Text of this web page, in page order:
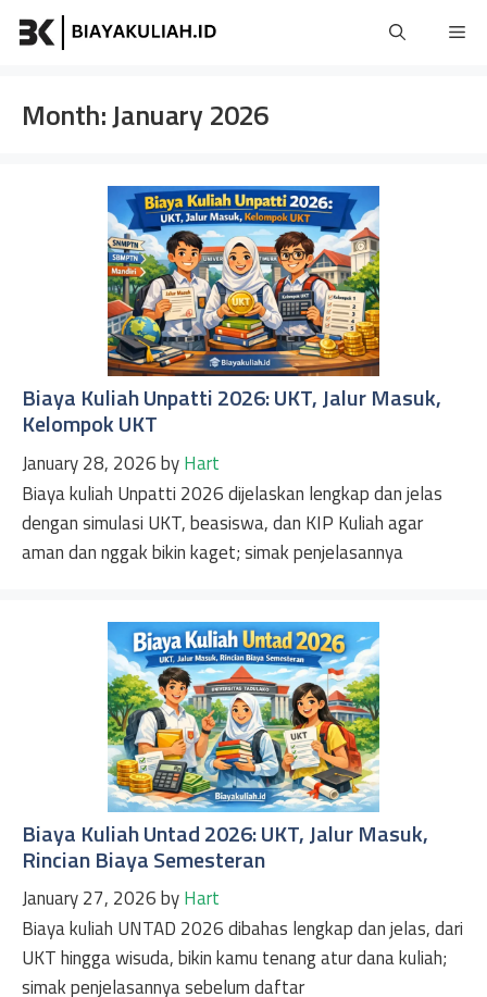
Skip
Month:January 2026
Biaya Kuliah Unpatti 2026: UKT, Jalur Masuk,
Kelompok UKT
January 28, 2026byHart
Biaya kuliah Unpatti 2026 dijelaskan lengkap dan jelas
dengan simulasi UKT, beasiswa, dan KIP Kuliah agar
aman dan nggak bikin kaget; simak penjelasannya
Biaya Kuliah Untad 2026: UKT, Jalur Masuk,
Rincian Biaya Semesteran
January 27, 2026byHart
Biaya kuliah UNTAD 2026 dibahas lengkap dan jelas, dari
UKT hingga wisuda, bikin kamu tenang atur dana kuliah;
simak penjelasannya sebelum daftar